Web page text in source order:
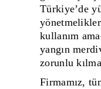
Türkiye’de
kullanım
yangın
zorunlu
Firmamız,